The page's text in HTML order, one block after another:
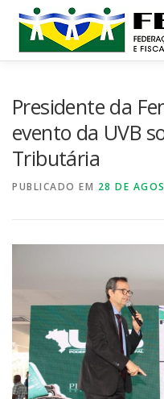
para
conteúdo
CONTATO
Presidente da
evento da UVB
Tributária
PUBLICADO EM 28 DE